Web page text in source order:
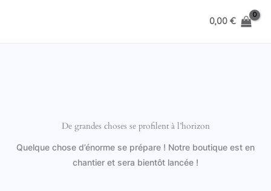
0,00€
De grandes choses se profilent à l’horizon
Quelque chose d’énorme se prépare ! Notre boutique est en
chantier et sera bientôt lancée !